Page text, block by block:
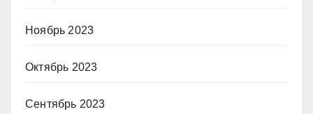
Ноябрь 2023
Октябрь 2023
Сентябрь 2023